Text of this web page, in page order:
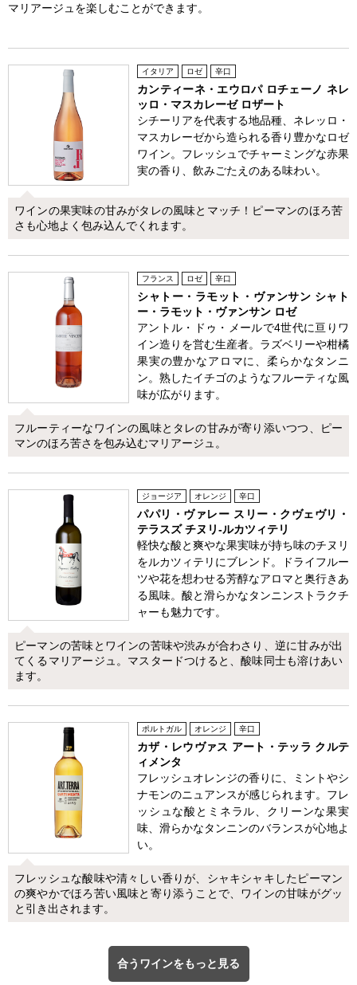
マリアージュを楽しむことができます。
イタリア ロゼ 辛口
カンティーネ・エウロパ ロチェーノ ネレ
ッロ・マスカレーゼ ロザート
シチーリアを代表する地品種、ネレッロ・
マスカレーゼから造られる香り豊かなロゼ
ワイン。フレッシュでチャーミングな赤果
実の香り、飲みごたえのある味わい。
ワインの果実味の甘みがタレの風味とマッチ！ピーマンのほろ苦
さも心地よく包み込んでくれます。
フランス ロゼ 辛口
シャトー・ラモット・ヴァンサン シャト
ー・ラモット・ヴァンサン ロゼ
アントル・ドゥ・メールで4世代に亘りワ
イン造りを営む生産者。ラズベリーや柑橘
果実の豊かなアロマに、柔らかなタンニ
ン。熟したイチゴのようなフルーティな風
味が広がります。
フルーティーなワインの風味とタレの甘みが寄り添いつつ、ピー
マンのほろ苦さを包み込むマリアージュ。
ジョージア オレンジ 辛口
パパリ・ヴァレー スリー・クヴェヴリ・
テラスズ チヌリ-ルカツィテリ
軽快な酸と爽やな果実味が持ち味のチヌリ
をルカツィテリにブレンド。ドライフルー
ツや花を想わせる芳醇なアロマと奥行きあ
る風味。酸と滑らかなタンニンストラクチ
ャーも魅力です。
ピーマンの苦味とワインの苦味や渋みが合わさり、逆に甘みが出
てくるマリアージュ。マスタードつけると、酸味同士も溶けあい
ます。
ポルトガル オレンジ 辛口
カザ・レウヴァス アート・テッラ クルテ
ィメンタ
フレッシュオレンジの香りに、ミントやシ
ナモンのニュアンスが感じられます。フレ
ッシュな酸とミネラル、クリーンな果実
味、滑らかなタンニンのバランスが心地よ
い。
フレッシュな酸味や清々しい香りが、シャキシャキしたピーマン
の爽やかでほろ苦い風味と寄り添うことで、ワインの甘味がグッ
と引き出されます。
合うワインをもっと見る